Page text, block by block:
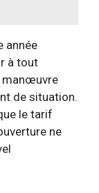
année
à tout
manœuvre
de situation.
le tarif
ne